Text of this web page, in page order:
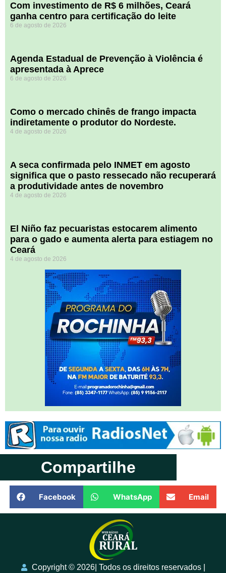
Com investimento de R$ 6 milhões, Ceará
ganha centro para certificação do leite
6 de agosto de 2026
Agenda Estadual de Prevenção à Violência é
apresentada à Aprece
6 de agosto de 2026
​Como o mercado chinês de frango impacta
indiretamente o produtor do Nordeste.
4 de agosto de 2026
A seca confirmada pelo INMET em agosto
significa que o pasto ressecado não recuperará
a produtividade antes de novembro
4 de agosto de 2026
El Niño faz pecuaristas estocarem alimento
para o gado e aumenta alerta para estiagem no
Ceará
4 de agosto de 2026
Compartilhe
Facebook WhatsApp Email
Copyright ©️ 2026| Todos os direitos reservados |